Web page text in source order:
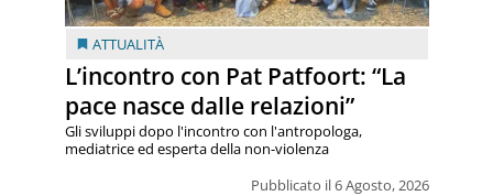
ATTUALITÀ
L’incontro con Pat Patfoort: “La
pace nasce dalle relazioni”
Pubblicato il 6 Agosto, 2026
Gli sviluppi dopo l'incontro con l'antropologa,
mediatrice ed esperta della non-violenza